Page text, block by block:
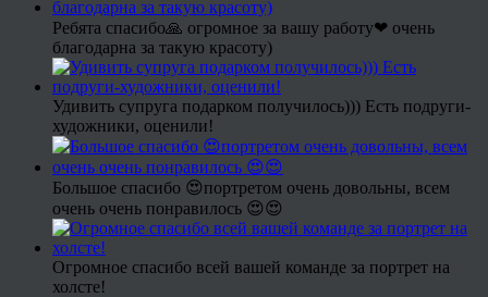
Ребята спасибо🙏 огромное за вашу работу❤ очень
благодарна за такую красоту)
Удивить супруга подарком получилось))) Есть подруги-
художники, оценили!
Большое спасибо 😍портретом очень довольны, всем
очень очень понравилось 😍😍
Огромное спасибо всей вашей команде за портрет на
холсте!